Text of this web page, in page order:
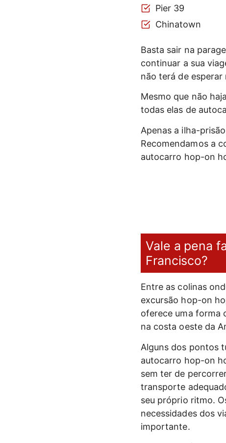
Pier 39
Chinatown
Basta sair na
continuar a sua
não terá de
Mesmo que não
todas elas de
Apenas a ilha-
Recomendamos a
autocarro hop-on
Vale a pena
Francisco?
Entre as colinas
excursão hop-on
oferece uma forma
na costa oeste da
Alguns dos pontos
autocarro hop-on
sem ter de
transporte
seu próprio ritmo.
necessidades dos
importante.